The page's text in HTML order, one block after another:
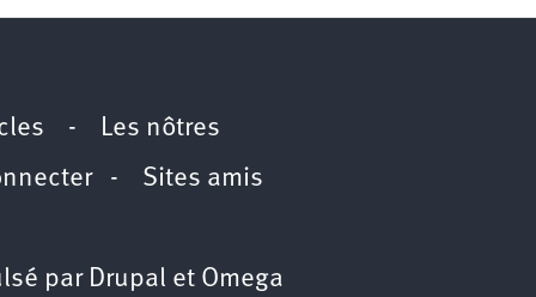
- Les nôtres
- Sites amis
par Drupal et Omega